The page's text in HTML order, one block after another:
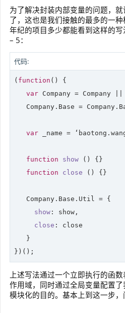
为了解决封装内部变量的问题，
了，这也是我们接触的最多的一
年纪的项目多少都能看到这样的
– 5：
代码:
( function ( ) {
var Company = Company
Company.Base =
var _name =
function show ( ) {}
function
close ( ) {}
   Company.Base.Util = {
show : show,
close : close
   }
})();
上述写法通过一个立即执行的函
作用域，同时通过全局变量配置
模块化的目的。基本上到这一步，